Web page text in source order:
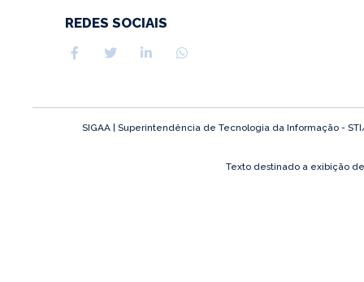
REDES SOCIAIS
SIGAA | Superintendência de Tecnologia da Informação -
Texto destinado a exibição